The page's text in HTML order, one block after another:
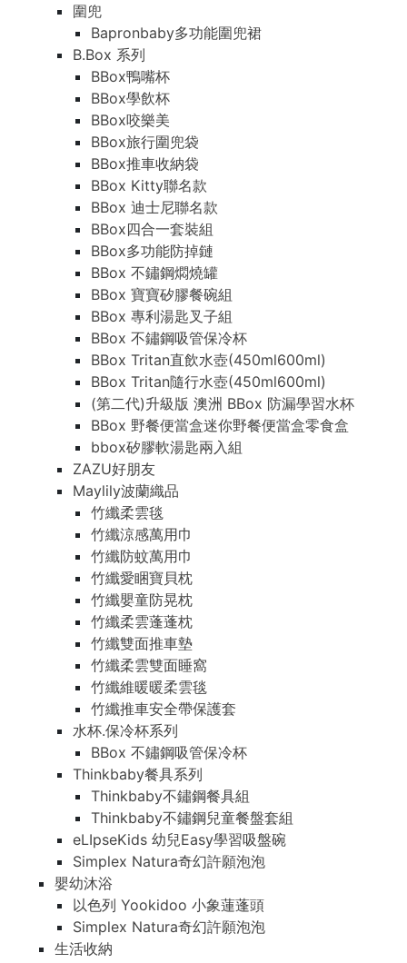
圍兜
Bapronbaby多功能圍兜裙
B.Box 系列
BBox鴨嘴杯
BBox學飲杯
BBox咬樂美
BBox旅行圍兜袋
BBox推車收納袋
BBox Kitty聯名款
BBox 迪士尼聯名款
BBox四合一套裝組
BBox多功能防掉鏈
BBox 不鏽鋼燜燒罐
BBox 寶寶矽膠餐碗組
BBox 專利湯匙叉子組
BBox 不鏽鋼吸管保冷杯
BBox Tritan直飲水壺(450ml600ml)
BBox Tritan隨行水壺(450ml600ml)
(第二代)升級版 澳洲 BBox 防漏學習水杯
BBox 野餐便當盒迷你野餐便當盒零食盒
bbox矽膠軟湯匙兩入組
ZAZU好朋友
Maylily波蘭織品
竹纖柔雲毯
竹纖涼感萬用巾
竹纖防蚊萬用巾
竹纖愛睏寶貝枕
竹纖嬰童防晃枕
竹纖柔雲蓬蓬枕
竹纖雙面推車墊
竹纖柔雲雙面睡窩
竹纖維暖暖柔雲毯
竹纖推車安全帶保護套
水杯.保冷杯系列
BBox 不鏽鋼吸管保冷杯
Thinkbaby餐具系列
Thinkbaby不鏽鋼餐具組
Thinkbaby不鏽鋼兒童餐盤套組
eLIpseKids 幼兒Easy學習吸盤碗
Simplex Natura奇幻許願泡泡
嬰幼沐浴
以色列 Yookidoo 小象蓮蓬頭
Simplex Natura奇幻許願泡泡
生活收納